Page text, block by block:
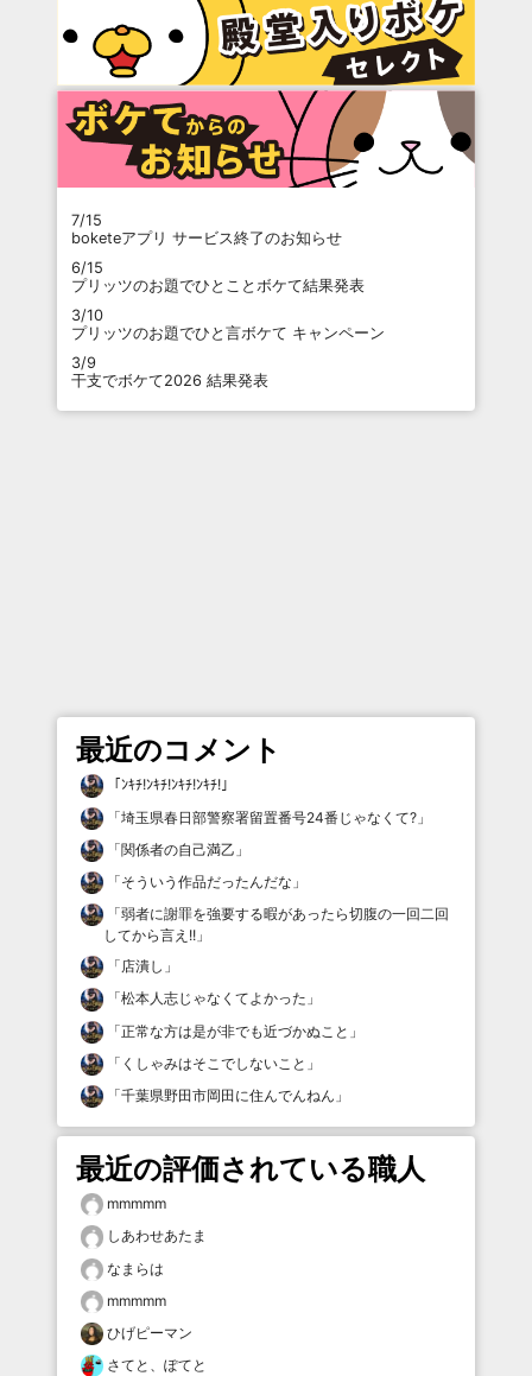
7/15
boketeアプリ サービス終了のお知らせ
6/15
プリッツのお題でひとことボケて結果発表
3/10
プリッツのお題でひと言ボケて キャンペーン
3/9
干支でボケて2026 結果発表
最近のコメント
「ﾝｷﾁ!ﾝｷﾁ!ﾝｷﾁ!ﾝｷﾁ! 」
「埼玉県春日部警察署留置番号24番じゃなくて? 」
「関係者の自己満乙 」
「そういう作品だったんだな 」
「弱者に謝罪を強要する暇があったら切腹の一回二回
してから言え!! 」
「店潰し 」
「松本人志じゃなくてよかった 」
「正常な方は是が非でも近づかぬこと 」
「 くしゃみはそこでしないこと 」
「千葉県野田市岡田に住んでんねん 」
最近の評価されている職人
mmmmm
しあわせあたま
なまらは
mmmmm
ひげピーマン
さてと、ぽてと